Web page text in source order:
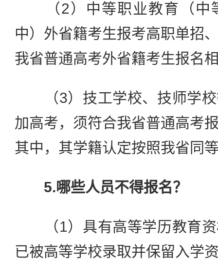
（2）中等职业教育（中
中）外省籍考生报考高职单招
我省普通高考外省籍考生报名
（3）技工学校、技师学校
加高考，须符合我省普通高考
其中，其学籍认定按照我省同
5.哪些人员不得报名？
（1）具有高等学历教育资
已被高等学校录取并保留入学